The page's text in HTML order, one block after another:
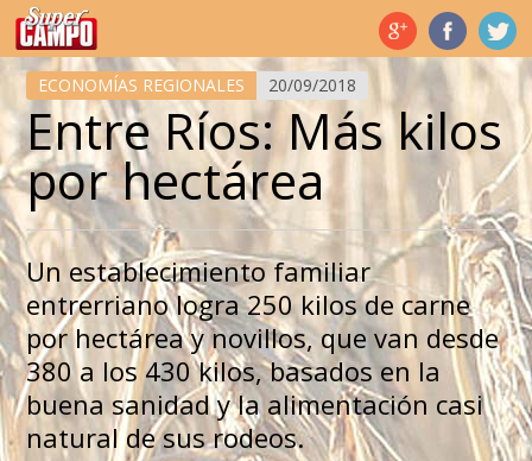
Temas de hoy
ECONOMÍAS REGIONALES 20/09/2018
Entre Ríos: Más kilos
por hectárea
Un establecimiento familiar
entrerriano logra 250 kilos de carne
por hectárea y novillos, que van desde
380 a los 430 kilos, basados en la
buena sanidad y la alimentación casi
natural de sus rodeos.